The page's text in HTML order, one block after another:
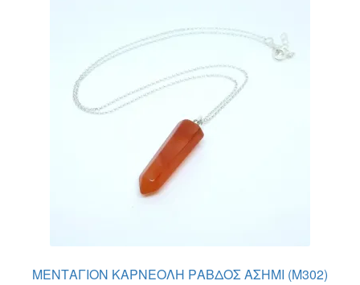
ΜΕΝΤΑΓΙΟΝ ΚΑΡΝΕΟΛΗ ΡΑΒΔΟΣ ΑΣΗΜΙ (M302)